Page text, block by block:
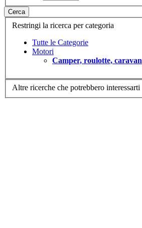
Cerca
Restringi la ricerca per categoria
Tutte le Categorie
Motori
Camper, roulotte, caravan
Altre ricerche che potrebbero interessarti